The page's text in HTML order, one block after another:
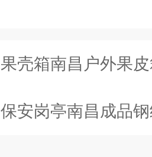
果壳箱南昌户外果皮箱
保安岗亭南昌成品钢结构